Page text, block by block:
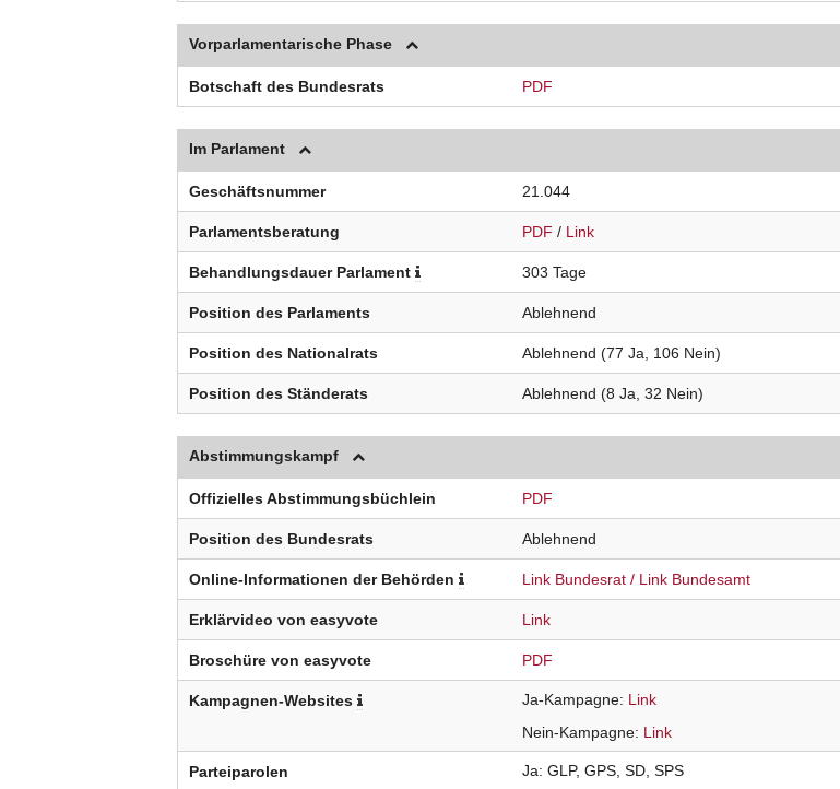
Vorparlamentarische Phase
Botschaft des Bundesrats PDF
Im Parlament
Geschäftsnummer 21.044
Parlamentsberatung PDF / Link
Behandlungsdauer Parlament 303 Tage
Position des Parlaments Ablehnend
Position des Nationalrats Ablehnend (77 Ja, 106 Nein)
Position des Ständerats Ablehnend (8 Ja, 32 Nein)
Abstimmungskampf
Offizielles Abstimmungsbüchlein PDF
Position des Bundesrats Ablehnend
Online-Informationen der Behörden Link Bundesrat Link Bundesamt
Erklärvideo von easyvote Link
Broschüre von easyvote PDF
Kampagnen-Websites Ja-Kampagne Link
Nein-Kampagne Link
Parteiparolen Ja GLP GPS SD SPS